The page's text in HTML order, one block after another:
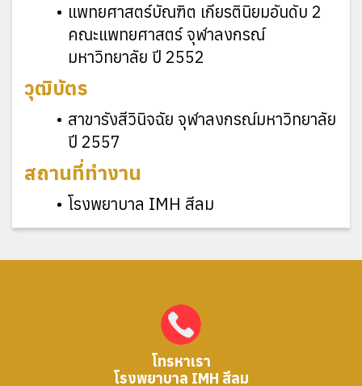
แพทยศาสตร์บัณฑิต เกียรตินิยมอันดับ 2
คณะแพทยศาสตร์ จุฬาลงกรณ์
มหาวิทยาลัย ปี 2552
วุฒิบัตร
สาขารังสีวินิจฉัย จุฬาลงกรณ์มหาวิทยาลัย
ปี 2557
สถานที่ทำงาน
โรงพยาบาล IMH สีลม
โทรหาเรา
โรงพยาบาล IMH สีลม